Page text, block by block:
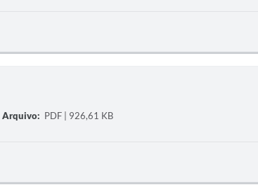
Arquivo: PDF | 926,61 KB